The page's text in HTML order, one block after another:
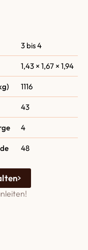
3 bis 4
1,43 × 1,67 × 1,94
1116
43
4
48